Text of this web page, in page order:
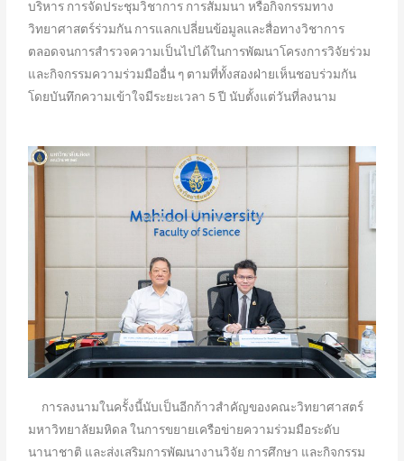
บริหาร การจัดประชุมวิชาการ การสัมมนา หรือกิจกรรมทาง
วิทยาศาสตร์ร่วมกัน การแลกเปลี่ยนข้อมูลและสื่อทางวิชาการ
ตลอดจนการสำรวจความเป็นไปได้ในการพัฒนาโครงการวิจัยร่วม
และกิจกรรมความร่วมมืออื่น ๆ ตามที่ทั้งสองฝ่ายเห็นชอบร่วมกัน
โดยบันทึกความเข้าใจมีระยะเวลา 5 ปี นับตั้งแต่วันที่ลงนาม
การลงนามในครั้งนี้นับเป็นอีกก้าวสำคัญของคณะวิทยาศาสตร์
มหาวิทยาลัยมหิดล ในการขยายเครือข่ายความร่วมมือระดับ
นานาชาติ และส่งเสริมการพัฒนางานวิจัย การศึกษา และกิจกรรม